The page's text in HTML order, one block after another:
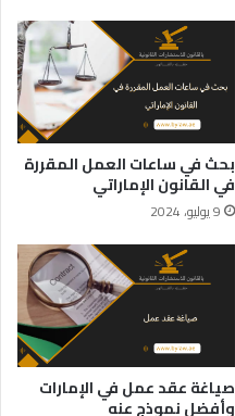
بحث في ساعات العمل المقررة
في القانون الإماراتي
9 يوليو، 2024
صياغة عقد عمل في الإمارات
وأفضل نموذج عنه